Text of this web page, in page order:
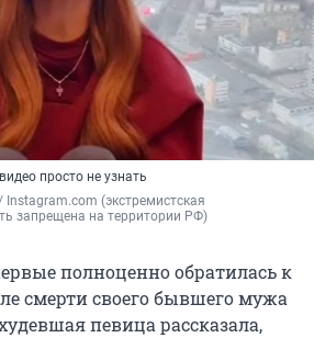
просто не узнать
(экстремистская
запрещена на территории РФ)
полноценно обратилась к
смерти своего бывшего мужа
певица рассказала,